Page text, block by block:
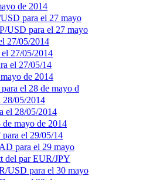
de 2014
para el 27 mayo
USD para el 27 mayo
27/05/2014
27/05/2014
el 27/05/14
de 2014
el 28 de mayo d
28/05/2014
el 28/05/2014
mayo de 2014
el 29/05/14
para el 29 mayo
del par EUR/JPY
USD para el 30 mayo